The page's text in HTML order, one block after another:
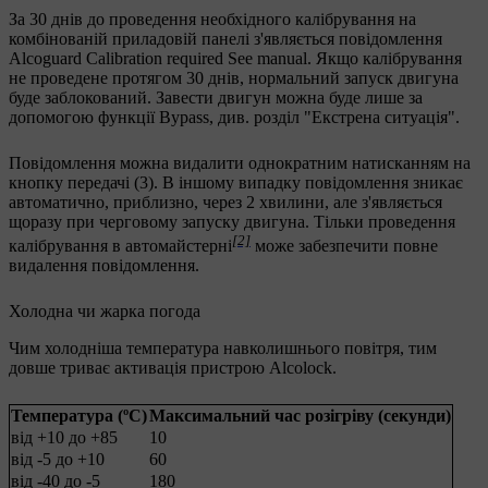
За 30 днів до проведення необхідного калібрування на
комбінованій приладовій панелі з'являється повідомлення
Alcoguard Calibration required See manual. Якщо калібрування
не проведене протягом 30 днів, нормальний запуск двигуна
буде заблокований. Завести двигун можна буде лише за
допомогою функції Bypass, див. розділ "Екстрена ситуація".
Повідомлення можна видалити однократним натисканням на
кнопку передачі (3). В іншому випадку повідомлення зникає
автоматично, приблизно, через 2 хвилини, але з'являється
щоразу при черговому запуску двигуна. Тільки проведення
калібрування в автомайстерні[2] може забезпечити повне
видалення повідомлення.
Холодна чи жарка погода
Чим холодніша температура навколишнього повітря, тим
довше триває активація пристрою Alcolock.
Температура (ºС)Максимальний час розігріву (секунди)
від +10 до +85
10
від -5 до +10
60
від -40 до -5
180